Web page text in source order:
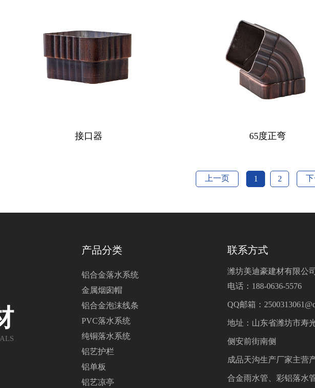
接口器 65度正弯
上一页 1 2
产品分类
铝合金落水系统
金属烟囱帽
铝合金泡沫线条
PVC落水系统
纯铜落水系统
铝艺护栏
铝单板
铝艺凉亭
联系方式
潍坊美迪豪建材有限公
电话：188-0636-5576
QQ邮箱：
地址：山东省潍坊市寿
侧安前街南侧
成品天沟生产厂家主营
合金雨水管、彩铝落水